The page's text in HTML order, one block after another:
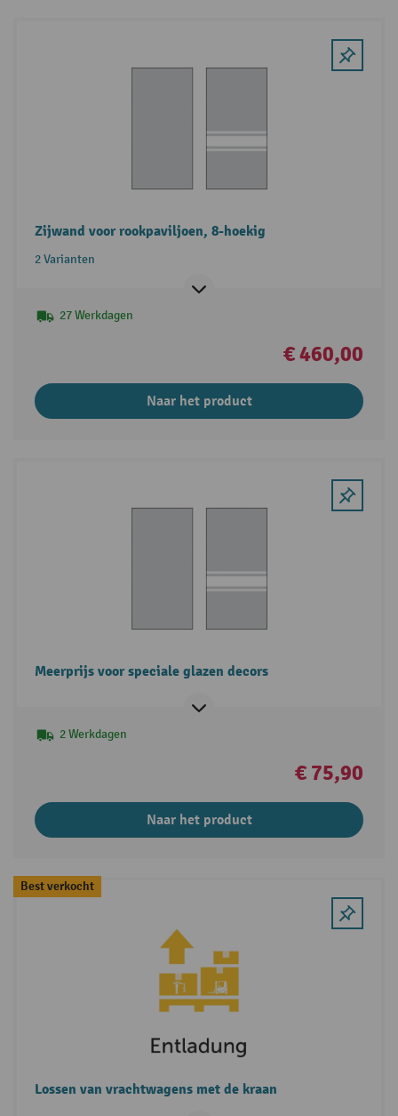
Zijwand voor rookpaviljoen, 8-hoekig
2 Varianten
27 Werkdagen
€ 460,00
Naar het product
Meerprijs voor speciale glazen decors
2 Werkdagen
€ 75,90
Naar het product
Best verkocht
Lossen van vrachtwagens met de kraan